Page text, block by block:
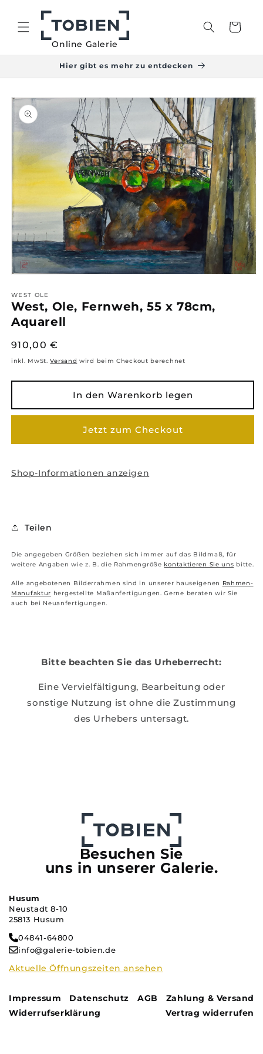
Inhalt
Online Galerie
Warenkorb
Hier gibt es mehr zu entdecken
in
Modal
öffnen
WEST OLE
West, Ole, Fernweh, 55 x 78cm,
Aquarell
Normaler
Preis
910,00 €
inkl. MwSt.Versand wird beim Checkout berechnet
In den Warenkorb legen
Jetzt zum Checkout
Shop-Informationen anzeigen
Teilen
Die angegeben Größen beziehen sich immer auf das Bildmaß, für
weitere Angaben wie z. B. die Rahmengröße kontaktieren Sie uns bitte.
Alle angebotenen Bilderrahmen sind in unserer hauseigenen Rahmen-
Manufaktur hergestellte Maßanfertigungen. Gerne beraten wir Sie
auch bei Neuanfertigungen.
Bitte beachten Sie das Urheberrecht:
Eine Vervielfältigung, Bearbeitung oder
sonstige Nutzung ist ohne die Zustimmung
des Urhebers untersagt.
Besuchen Sie
uns in unserer Galerie.
Husum
Neustadt 8-10
25813 Husum
04841-64800
info@galerie-tobien.de
Aktuelle Öffnungszeiten ansehen
Impressum Datenschutz AGB
Zahlung & Versand
Widerrufserklärung
Vertrag widerrufen